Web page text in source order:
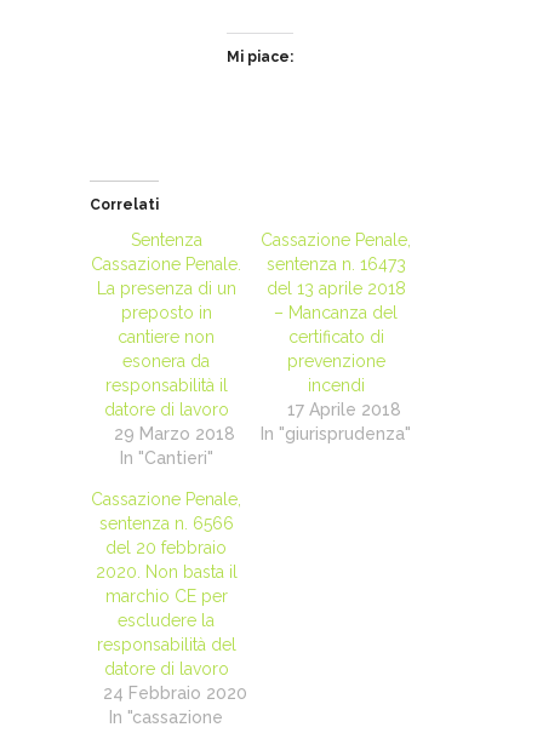
Mi piace:
Correlati
Sentenza
Cassazione Penale.
La presenza di un
preposto in
cantiere non
esonera da
responsabilità il
datore di lavoro
29 Marzo 2018
In "Cantieri"
Cassazione Penale,
sentenza n. 16473
del 13 aprile 2018
– Mancanza del
certificato di
prevenzione
incendi
17 Aprile 2018
In "giurisprudenza"
Cassazione Penale,
sentenza n. 6566
del 20 febbraio
2020. Non basta il
marchio CE per
escludere la
responsabilità del
datore di lavoro
24 Febbraio 2020
In "cassazione